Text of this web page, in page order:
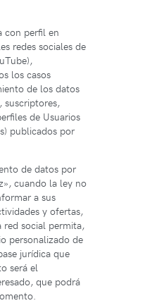
con perfil en
redes sociales de
los casos
de los datos
suscriptores,
de Usuarios
publicados por
de datos por
cuando la ley no
a sus
y ofertas,
red social permita,
personalizado de
jurídica que
será el
que podrá